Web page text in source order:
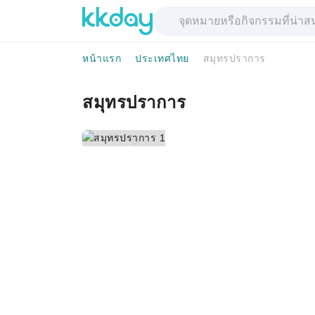
หน้าแรก ประเทศไทย สมุทรปราการ
สมุทรปราการ